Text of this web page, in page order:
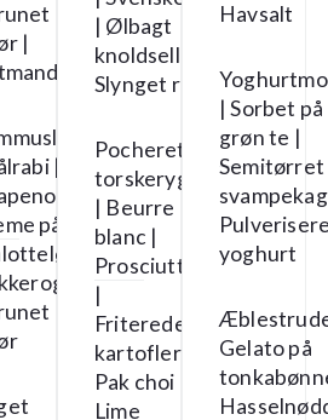
|
|
|
på
| Ølbagt
knoldselleri |
Slynget radise
Pocheret
torskeryg
| Beurre
blanc |
Prosciutto
|
Friterede
kartofler |
Pak choi |
Lime
Havsalt
| Sorbet på
grøn te |
Semitørret
yoghurt
Gelato på